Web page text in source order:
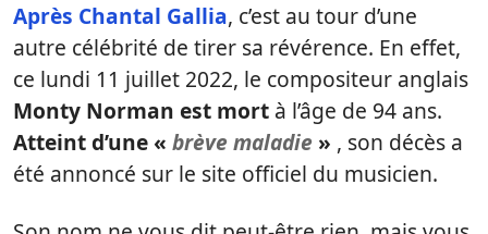
Après Chantal Gallia, c’est au tour d’une
autre célébrité de tirer sa révérence. En effet,
ce lundi 11 juillet 2022, le compositeur anglais
Monty Norman est mort à l’âge de 94 ans.
Atteint d’une « brève maladie » , son décès a
été annoncé sur le site officiel du musicien.